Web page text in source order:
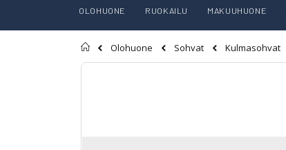
OLOHUONE RUOKAILU MAKUUHUONE
Etusivu
Olohuone Sohvat Kulmasohvat
Skip